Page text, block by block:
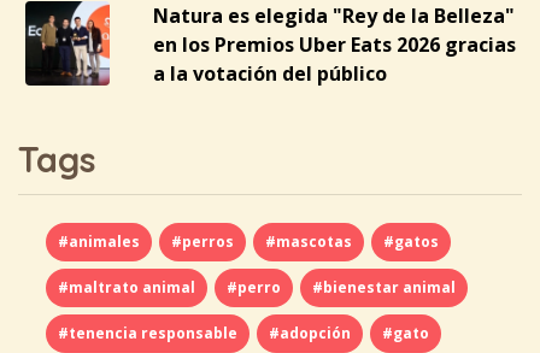
Natura es elegida "Rey de la Belleza"
en los Premios Uber Eats 2026 gracias
a la votación del público
Tags
#animales #perros #mascotas #gatos
#maltrato animal #perro #bienestar animal
#tenencia responsable #adopción #gato